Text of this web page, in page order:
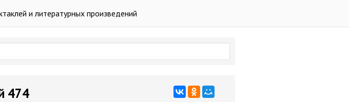
и литературных произведений
474